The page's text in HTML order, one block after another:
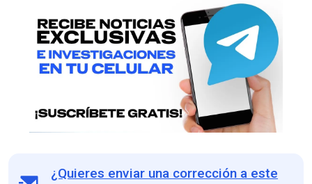
¿Quieres enviar una corrección a este